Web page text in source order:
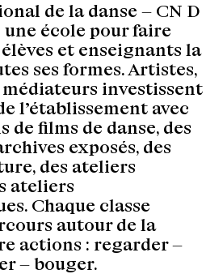
de la danse – CN D
une école pour faire
et enseignants la
ses formes. Artistes,
investissent
l’établissement avec
de films de danse, des
exposés, des
des ateliers
ateliers
Chaque classe
autour de la
actions : regarder –
– bouger.